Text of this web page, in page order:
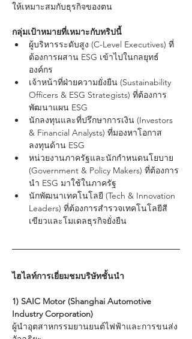
ให้เหมาะสมกับธุรกิจของตน
กลุ่มเป้าหมายที่เหมาะกับทริปนี้
ผู้บริหารระดับสูง (C-Level Executives) ที่
ต้องการผสาน ESG เข้าไปในกลยุทธ์
องค์กร
เจ้าหน้าที่ฝ่ายความยั่งยืน (Sustainability
Officers & ESG Strategists) ที่ต้องการ
พัฒนาแผน ESG
นักลงทุนและที่ปรึกษาการเงิน (Investors
& Financial Analysts) ที่มองหาโอกาส
ลงทุนด้าน ESG
หน่วยงานภาครัฐและนักกำหนดนโยบาย
(Government & Policy Makers) ที่ต้องการ
นำ ESG มาใช้ในภาครัฐ
นักพัฒนาเทคโนโลยี (Tech & Innovation
Leaders) ที่ต้องการสำรวจเทคโนโลยีสี
เขียวและโมเดลธุรกิจยั่งยืน
ไฮไลท์การเยี่ยมชมบริษัทชั้นนำ
1) SAIC Motor (Shanghai Automotive
Industry Corporation)
ผู้นำอุตสาหกรรมยานยนต์ไฟฟ้าและการขนส่ง